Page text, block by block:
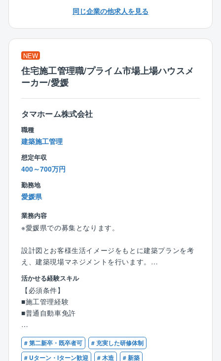
リフォーム営業職はこの際に、保証延長をいただき、
最適な補償工事をご提案する営業となります。
■業務詳細：
基本タマホーム株式会社で住宅を購入された方へのア
プローチとなりますので、すべて既存のお客様となり
基本的に関係性が良い方が多いです。
電話/メール等で問い合わせがあったお客様へのリフォ
ーム工事のご提案となり、一部、店舗へ新規来場した
お客様を対応する場合もあります。
月に3～4件のアプローチを行います。※支店ごとに変動
■働き方：
残業は月あたり10～20時間程度となり、支店は18時に
クローズするため、基本18時帰りが可能です。
■稼いでいる方の例：
15年目 係長／年収1,633万円（月収43.4万円＋歩合
＋賞与＋残業代）
７年目 係長／年収1,035万円（月収30.8万円＋歩合＋
賞与＋残業代）
賞与＋残業代）
２年目 主任／年収862万円（月収29.5万円＋歩合＋
賞与＋残業代）
■福利厚生：
住宅手当、子ども同伴勤務制度、半日/時間単位有給休
暇制度など福利厚生の充実度向上を図り、従業員が健
康で安心して働ける環境の整備への取り組みをより一
層積極的、継続的に推進してまいります。
同じ企業の他求人を見る
NEW
住宅施工管理職/プライム市場上場ハウスメ
ーカー/愛媛
タマホーム株式会社
職種
建築施工管理
想定年収
400～700万円
勤務地
愛媛県
業務内容
※愛媛県での募集となります。
設計図とお客様生活イメージをもとに建築プランを考
え、建築現場マネジメントを行います。
契約成立後現場下見から始まり、お客様理想を形にす
る仕事です。
【業務内容】
●建築現場確認
●建築材料、色決め、電気配線等打ち合わせ
●工事スケジュール、予算、品質管理
●協力業者、職人方々と打ち合わせ等
活かせる経験スキル
【必須条件】
■施工管理経験
■普通自動車免許
【歓迎条件】
■一級、二級建築士又は1級建築施工管理技士の資格を
お持ちの方
# 第二新卒・既卒者可
# 充実した研修体制
# Uターン・Iターン歓迎
# 木造 # 新築